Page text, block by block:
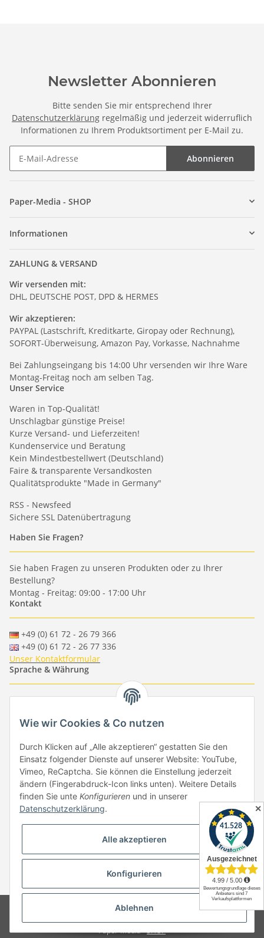
Newsletter Abonnieren
Bitte senden Sie mir entsprechend Ihrer
Datenschutzerklärung regelmäßig und jederzeit widerruflich
Informationen zu Ihrem Produktsortiment per E-Mail zu.
Abonnieren
Paper-Media - SHOP
Informationen
ZAHLUNG & VERSAND
Wir versenden mit:
DHL, DEUTSCHE POST, DPD & HERMES
Wir akzeptieren:
PAYPAL (Lastschrift, Kreditkarte, Giropay oder Rechnung),
SOFORT-Überweisung, Amazon Pay, Vorkasse, Nachnahme
Bei Zahlungseingang bis 14:00 Uhr versenden wir Ihre Ware
Montag-Freitag noch am selben Tag.
Unser Service
Waren in Top-Qualität!
Unschlagbar günstige Preise!
Kurze Versand- und Lieferzeiten!
Kundenservice und Beratung
Kein Mindestbestellwert (Deutschland)
Faire & transparente Versandkosten
Qualitätsprodukte "Made in Germany"
RSS - Newsfeed
Sichere SSL Datenübertragung
Haben Sie Fragen?
Sie haben Fragen zu unseren Produkten oder zu Ihrer
Bestellung?
Montag - Freitag: 09:00 - 17:00 Uhr
Kontakt
+49 (0) 61 72 - 26 79 366
+49 (0) 61 72 - 26 77 336
Unser Kontaktformular
Sprache & Währung
- - -
-
EUR-GBP-USD-CHF
Händlerbund
Vertrag widerrufen
* Alle Preise inkl. gesetzlicher USt., zzgl.Versand
© Copyright by Paper-Media - (2006-2026)
Design & Motivpapier -
Qualitätsprodukte Made in Germany
Paper-Media -SHOP
✕
Wie wir Cookies & Co nutzen
Durch Klicken auf „Alle akzeptieren“ gestatten Sie den
Einsatz folgender Dienste auf unserer Website: YouTube,
Vimeo, ReCaptcha. Sie können die Einstellung jederzeit
ändern (Fingerabdruck-Icon links unten). Weitere Details
finden Sie unte Konfigurieren und in unserer
Datenschutzerklärung.
Alle akzeptieren
Konfigurieren
Ablehnen